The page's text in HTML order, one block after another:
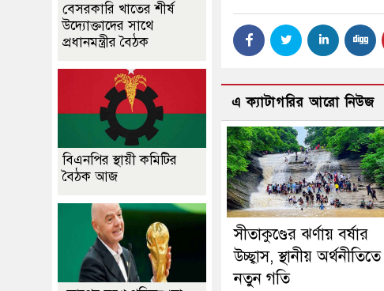
এ ক্যাটাগরির আরো নিউজ
সীতাকুণ্ডের ঝর্ণায় বর্ষার
উচ্ছ্বাস, স্থানীয় অর্থনীতিতে
নতুন গতি
বেসরকারি খাতের শীর্ষ
উদ্যোক্তাদের সাথে
প্রধানমন্ত্রীর বৈঠক
বিএনপির স্থায়ী কমিটির
বৈঠক আজ